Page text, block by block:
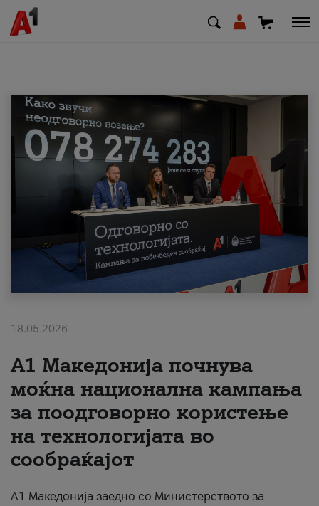
МК EN SQ
Деловни
Поддршка
Надополни кредит
#ПодобарОнлајн
18.05.2026
A1 Македонија почнува
моќна национална кампања
за поодговорно користење
на технологијата во
сообраќајот
A1 Македонија заедно со Министерството за